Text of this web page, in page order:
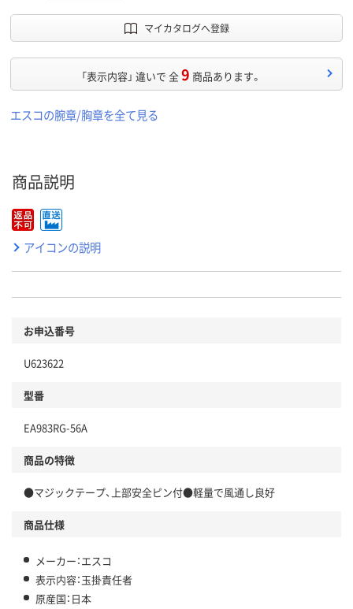
マイカタログへ登録
「表示内容」 違いで 全9 商品あります。
エスコの腕章/胸章を全て見る
商品説明
アイコンの説明
お申込番号
U623622
型番
EA983RG-56A
商品の特徴
●マジックテープ、上部安全ピン付●軽量で風通し良好
商品仕様
メーカー：エスコ
表示内容：玉掛責任者
原産国：日本